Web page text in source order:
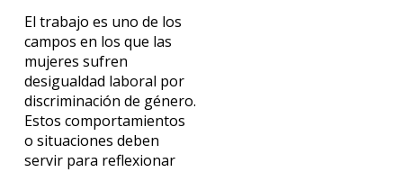
El trabajo es uno de los
campos en los que las
mujeres sufren
desigualdad laboral por
discriminación de género.
Estos comportamientos
o situaciones deben
servir para reflexionar